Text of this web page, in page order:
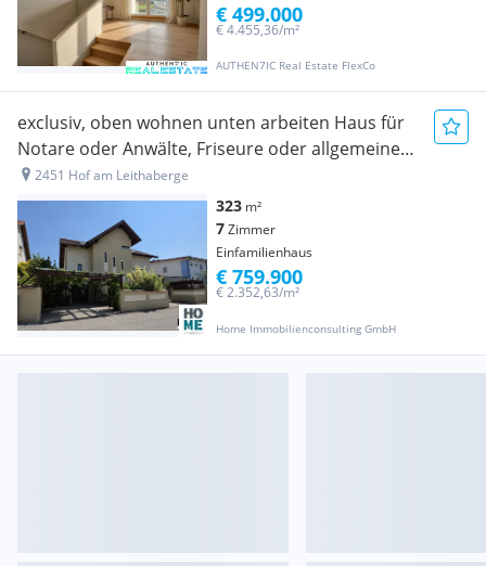
AUTHEN7IC Real Estate FlexCo
€ 4.455,36/m²
€ 499.000
exclusiv, oben wohnen unten arbeiten Haus für
Notare oder Anwälte, Friseure oder allgemeine
Büronutzung mit vielen Parkplätzen
2451 Hof am Leithaberge
323 m²
7Zimmer
Einfamilienhaus
Home Immobilienconsulting GmbH
€ 2.352,63/m²
€ 759.900